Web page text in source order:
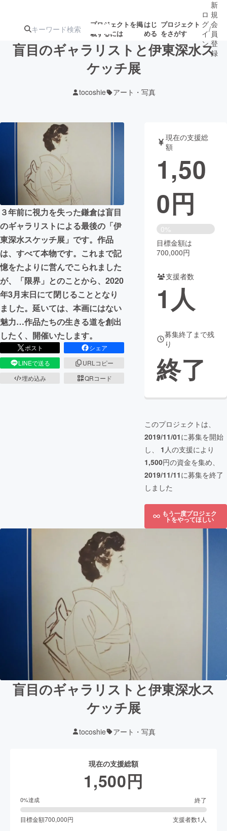
プロジェクトを掲
載するには
はじ
める
プロジェクト
をさがす
ジェクト
募集終了が近いプ
ロジェクト
アート・写真 音楽
テクノロジー・ガジェット ゲーム・サ
映像・映画 書籍・雑誌
ビジネス・起業 チャレンジ
まちづくり・地域活性化
CAMPFIRE for Social Good CAMPFIRE Creation
CAMPFIREふるさと納税
コミュニティ
ロ
グ
イ
ン
/
新
規
会
員
登
録
盲目のギャラリストと伊東深水ス
ケッチ展
tocoshie アート・写真
３年前に視力を失った鎌倉は盲目
のギャラリストによる最後の「伊
東深水スケッチ展」です。作品
は、すべて本物です。これまで記
憶をたよりに営んでこられました
が、「限界」とのことから、2020
年3月末日にて閉じることとなり
ました。延いては、本画にはない
魅力…作品たちの生きる道を創出
したく、開催いたします。
ポスト
シェア
LINEで送る
URLコピー
埋め込み
QRコード
現在の支援総
額
1,50
0円
0%
目標金額は
700,000円
支援者数
1人
募集終了まで残
り
終了
このプロジェクトは、
2019/11/01に募集を開始
し、 1 人の支援により
1,500円の資金を集め、
2019/11/11に募集を終了
しました
もう一度プロジェク
トをやってほしい
盲目のギャラリストと伊東深水ス
ケッチ展
tocoshie アート・写真
現在の支援総額
1,500円
0%達成 終了
目標金額700,000円 支援者数1 人